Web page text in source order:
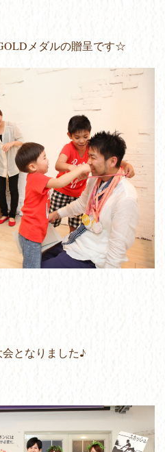
メダルの贈呈です☆
となりました♪